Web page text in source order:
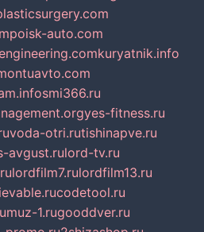
poisk-auto.com
kuryatnik.info
smi366.ru
yes-fitness.ru
voda-otri.rutishinapve.ru
avgust.rulord-tv.ru
lordfilm7.rulordfilm13.ru
codetool.ru
muz-1.rugooddver.ru